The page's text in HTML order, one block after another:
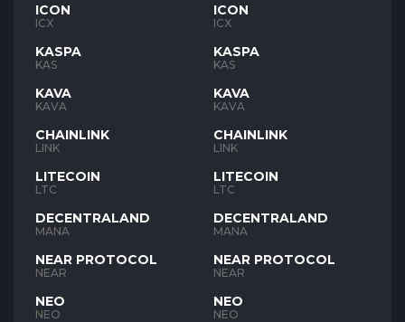
ICON
ICX
KASPA
KAS
KAVA
KAVA
CHAINLINK
LINK
LITECOIN
LTC
DECENTRALAND
MANA
NEAR PROTOCOL
NEAR
NEO
NEO
ICON
ICX
KASPA
KAS
KAVA
KAVA
CHAINLINK
LINK
LITECOIN
LTC
DECENTRALAND
MANA
NEAR PROTOCOL
NEAR
NEO
NEO